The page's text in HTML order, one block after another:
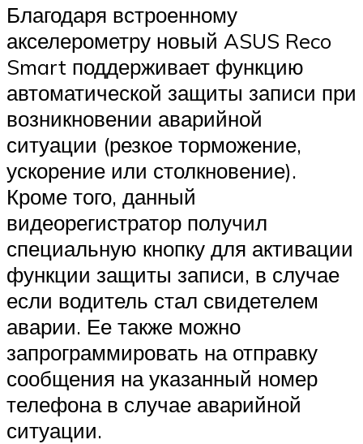
Благодаря встроенному
акселерометру новый ASUS Reco
Smart поддерживает функцию
автоматической защиты записи при
возникновении аварийной
ситуации (резкое торможение,
ускорение или столкновение).
Кроме того, данный
видеорегистратор получил
специальную кнопку для активации
функции защиты записи, в случае
если водитель стал свидетелем
аварии. Ее также можно
запрограммировать на отправку
сообщения на указанный номер
телефона в случае аварийной
ситуации.